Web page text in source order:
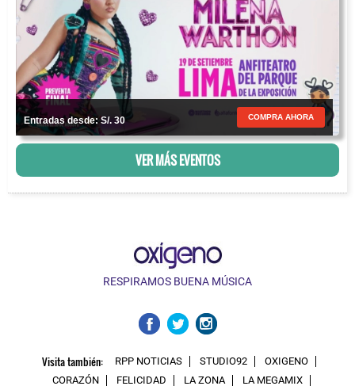
Entradas desde: S/. 30 COMPRA AHORA
VER MÁS EVENTOS
RESPIRAMOS BUENA MÚSICA
Visita también: RPP NOTICIAS STUDIO92
OXIGENO
CORAZÓN
FELICIDAD LA ZONA LA MEGAMIX